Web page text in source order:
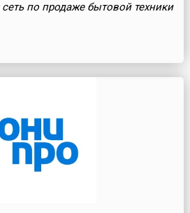
сеть по продаже бытовой техники